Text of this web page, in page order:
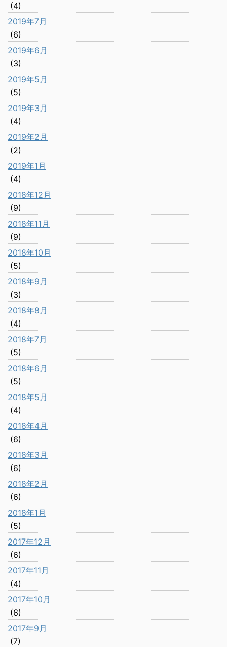
(4)
2019年7月
(6)
2019年6月
(3)
2019年5月
(5)
2019年3月
(4)
2019年2月
(2)
2019年1月
(4)
2018年12月
(9)
2018年11月
(9)
2018年10月
(5)
2018年9月
(3)
2018年8月
(4)
2018年7月
(5)
2018年6月
(5)
2018年5月
(4)
2018年4月
(6)
2018年3月
(6)
2018年2月
(6)
2018年1月
(5)
2017年12月
(6)
2017年11月
(4)
2017年10月
(6)
2017年9月
(7)